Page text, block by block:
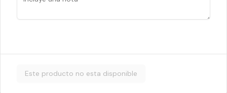
$5.800
Este producto no esta disponible